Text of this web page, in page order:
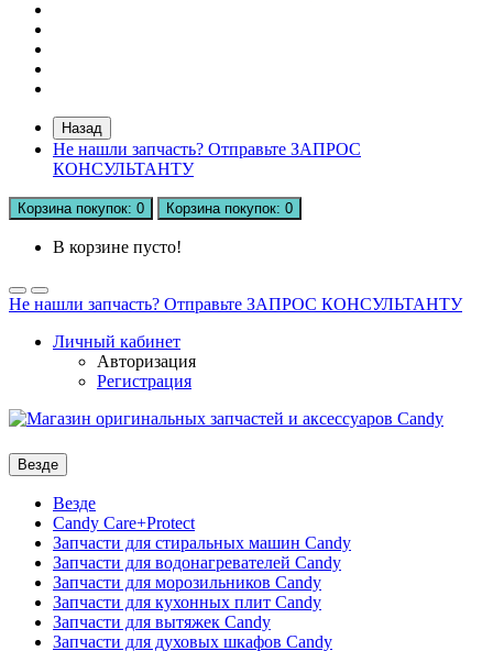
Назад
Не нашли запчасть? Отправьте ЗАПРОС
КОНСУЛЬТАНТУ
Корзинапокупок: 0 Корзинапокупок: 0
В корзине пусто!
Не нашли запчасть? Отправьте ЗАПРОС КОНСУЛЬТАНТУ
Личный кабинет
Авторизация
Регистрация
Везде
Везде
Candy Care+Protect
Запчасти для стиральных машин Candy
Запчасти для водонагревателей Candy
Запчасти для морозильников Candy
Запчасти для кухонных плит Candy
Запчасти для вытяжек Candy
Запчасти для духовых шкафов Candy